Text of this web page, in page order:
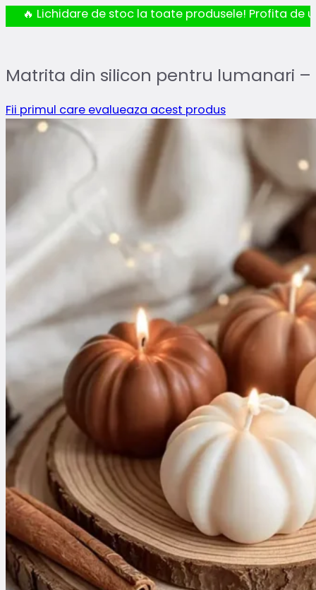
🔥 Lichidare de stoc la toate produsele! Profita de
Matrita din silicon pentru lumanari –
Fii primul care evalueaza acest produs